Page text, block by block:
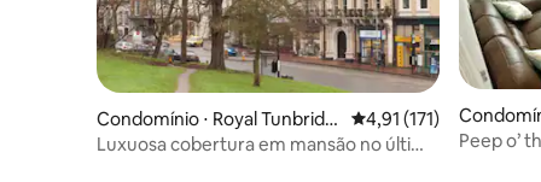
Condomínio ⋅ Royal Tunbridg
e Wells
4,91 de uma avaliação
4,91 (171)
Luxuosa cobertura em mansão no último
Sea
Peep o’